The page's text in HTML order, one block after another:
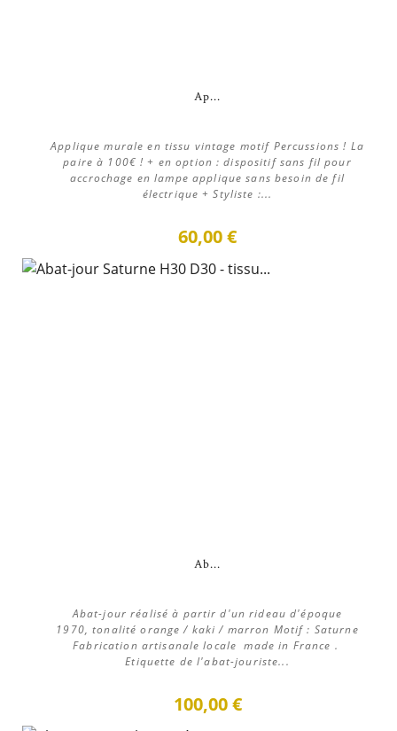
Ap...
Applique murale en tissu vintage motif Percussions ! La
paire à 100€ ! + en option : dispositif sans fil pour
accrochage en lampe applique sans besoin de fil
électrique + Styliste :...
60,00 €
Ab...
Abat-jour réalisé à partir d'un rideau d'époque
1970, tonalité orange / kaki / marron Motif : Saturne
Fabrication artisanale locale made in France .
Etiquette de l'abat-jouriste...
100,00 €